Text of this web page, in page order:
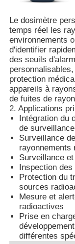
Demande de
Détecteur de
Dosimètre
capteur de
Système de
détecteur de
Moniteur
Détecteur de
Le dosimètre
temps réel les
environnements
d'identifier
des seuils
protection
appareils à
de fuites de
2. Applications
Intégration du
de
Surveillance
rayonnements
Surveillance
Inspection
Protection du
sources
Mesure et
radioactives
Prise en
différentes